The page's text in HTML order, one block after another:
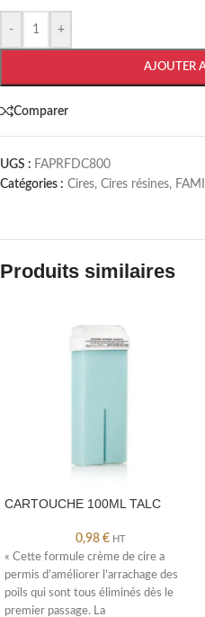
- +
AJOUTER
Comparer
UGS : FAPRFDC800
Catégories : Cires, Cires résines,
Produits similaires
CARTOUCHE 100ML TALC
0,98 € HT
« Cette formule crème de cire a
permis d’améliorer l’arrachage des
poils qui sont tous éliminés dès le
premier passage. La